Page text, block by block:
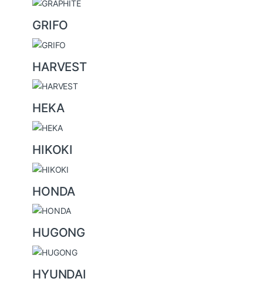
GRIFO
HARVEST
HEKA
HIKOKI
HONDA
HUGONG
HYUNDAI